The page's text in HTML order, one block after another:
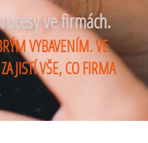
ve firmách.
VYBAVENÍM. VE
VŠE, CO FIRMA